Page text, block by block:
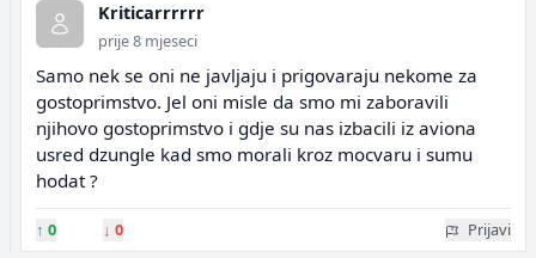
Kriticarrrrrr
prije 8 mjeseci
Samo nek se oni ne javljaju i prigovaraju nekome za
gostoprimstvo. Jel oni misle da smo mi zaboravili
njihovo gostoprimstvo i gdje su nas izbacili iz aviona
usred dzungle kad smo morali kroz mocvaru i sumu
hodat ?
↑ 0 ↓ 0 Prijavi